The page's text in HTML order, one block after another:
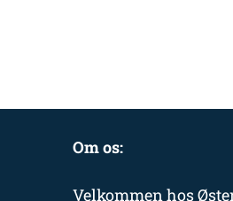
Om os:
Velkommen hos